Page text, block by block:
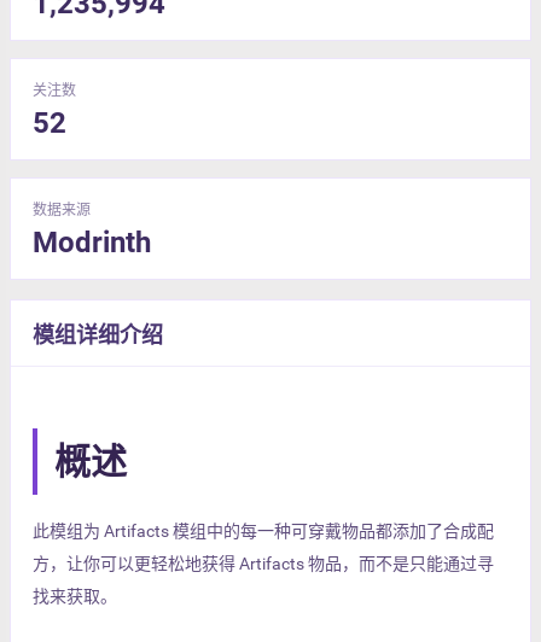
关注数
52
数据来源
Modrinth
模组详细介绍
概述
此模组为 Artifacts 模组中的每一种可穿戴物品都添加了合成配
方，让你可以更轻松地获得 Artifacts 物品，而不是只能通过寻
找来获取。